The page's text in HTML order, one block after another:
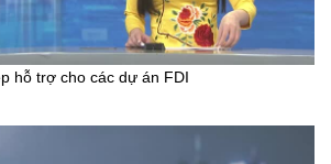
hỗ trợ cho các dự án FDI